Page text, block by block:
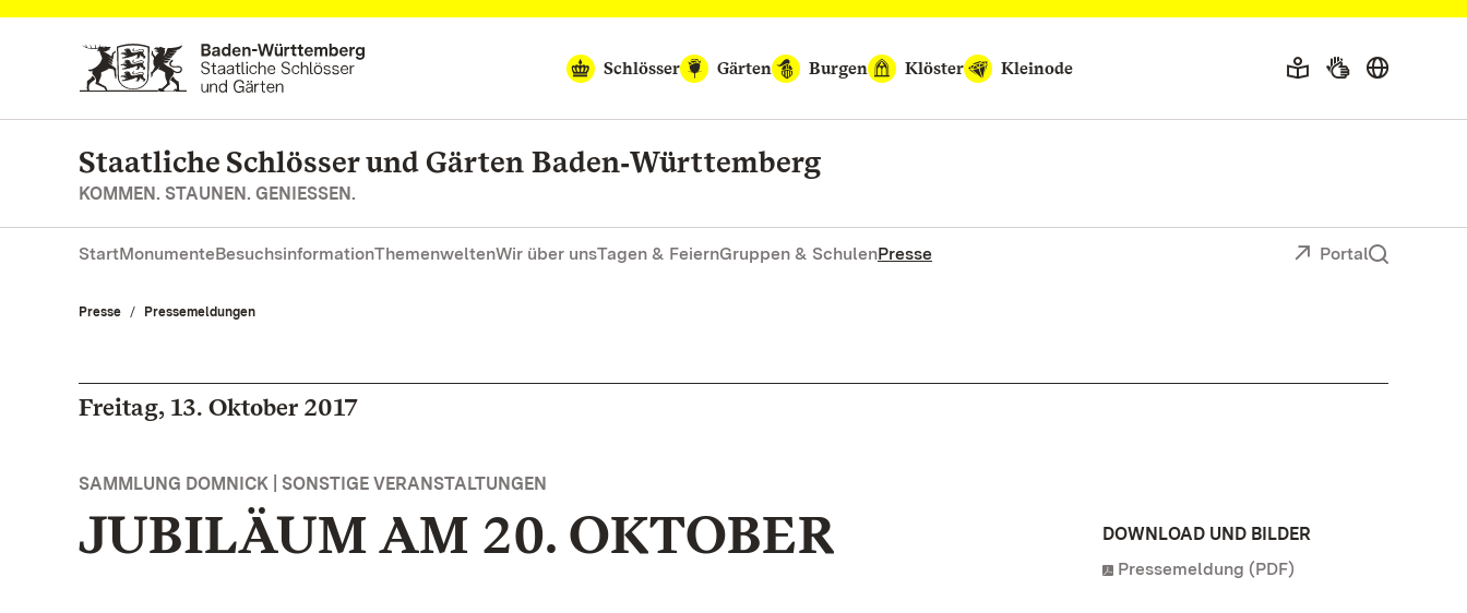
Zum Hauptinhalt springen
Schlösser
Gärten Burgen Klöster Kleinode
Staatliche Schlösser und Gärten Baden‑Württemberg
KOMMEN. STAUNEN. GENIESSEN.
StartMonumenteBesuchsinformationThemenweltenWir über unsTagen & FeiernGruppen & SchulenPresse Portal
Presse Pressemeldungen
Freitag, 13. Oktober 2017
SAMMLUNG DOMNICK | SONSTIGE VERANSTALTUNGEN
JUBILÄUM AM 20. OKTOBER
DOWNLOAD UND BILDER
Pressemeldung (PDF)